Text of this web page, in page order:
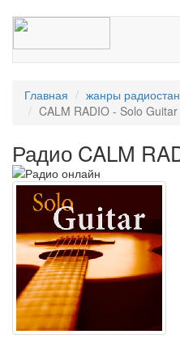
Главная жанры
CALM RADIO - Solo Guitar
Радио CALM